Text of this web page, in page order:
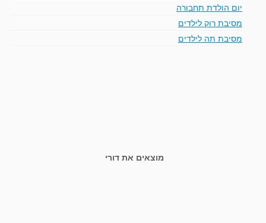
יום הולדת תחבורה
מסיבת רוק לילדים
מסיבת תה לילדים
מוצאים את דורי